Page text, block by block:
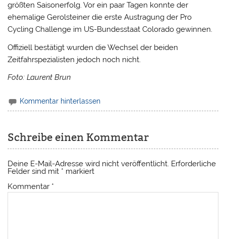
größten Saisonerfolg. Vor ein paar Tagen konnte der
ehemalige Gerolsteiner die erste Austragung der Pro
Cycling Challenge im US-Bundesstaat Colorado gewinnen.
Offiziell bestätigt wurden die Wechsel der beiden
Zeitfahrspezialisten jedoch noch nicht.
Foto: Laurent Brun
Kommentar hinterlassen
Schreibe einen Kommentar
Deine E-Mail-Adresse wird nicht veröffentlicht. Erforderliche
Felder sind mit * markiert
Kommentar *